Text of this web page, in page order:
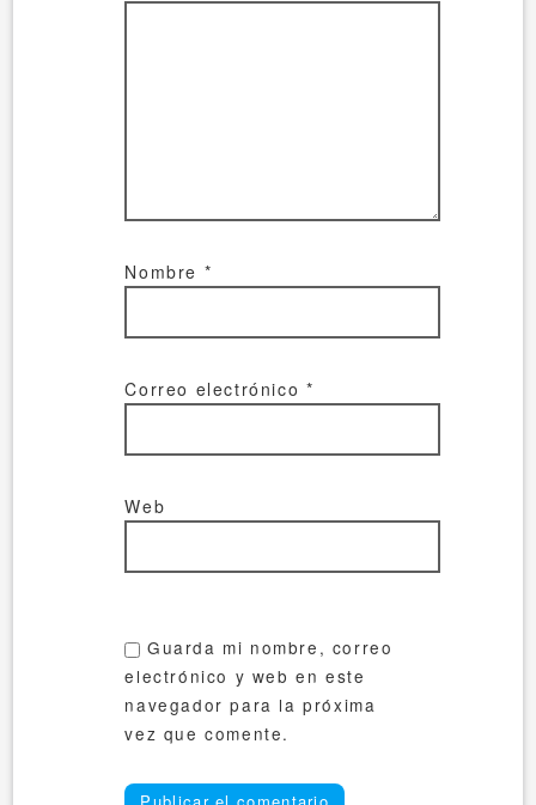
Nombre *
Correo electrónico *
Web
Guarda mi nombre, correo
electrónico y web en este
navegador para la próxima
vez que comente.